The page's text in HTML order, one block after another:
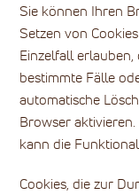
Sie können Ihren
Setzen von
Einzelfall
bestimmte Fälle
automatische
Browser
kann die
Cookies, die zur